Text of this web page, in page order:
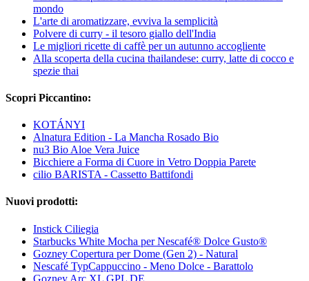
mondo
L'arte di aromatizzare, evviva la semplicità
Polvere di curry - il tesoro giallo dell'India
Le migliori ricette di caffè per un autunno accogliente
Alla scoperta della cucina thailandese: curry, latte di cocco e
spezie thai
Scopri Piccantino:
KOTÁNYI
Alnatura Edition - La Mancha Rosado Bio
nu3 Bio Aloe Vera Juice
Bicchiere a Forma di Cuore in Vetro Doppia Parete
cilio BARISTA - Cassetto Battifondi
Nuovi prodotti:
Instick Ciliegia
Starbucks White Mocha per Nescafé® Dolce Gusto®
Gozney Copertura per Dome (Gen 2) - Natural
Nescafé TypCappuccino - Meno Dolce - Barattolo
Gozney Arc XL GPL DE